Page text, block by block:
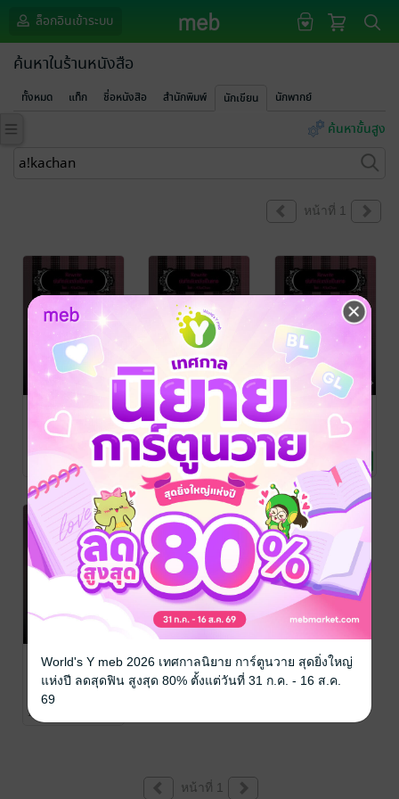
ล็อกอินเข้าระบบ
ค้นหาในร้านหนังสือ
ทั้งหมด แท็ก ชื่อหนังสือ สำนักพิมพ์ นักเขียน นักพากย์
ค้นหาขั้นสูง
หน้าที่ 1
Rewrite บันทึก
ลับสลับเป็นตาย
บทที่ 4 (EPUB)
A!kaChan
/ Punica
The Dream
Catcher
นิยายแฟนตาซี
Rewrite บันทึก
ลับสลับเป็นตาย
บทที่ 3 (EPUB)
A!kaChan / Punica
The Dream
Catcher
นิยายแฟนตาซี
5 Rating
Rewrite บันทึก
ลับสลับเป็นตาย
บทที่ 2 (EPUB)
A!kaChan / Punica
The Dream
นิยายแฟนตาซี
7 Rating
ลับสลับเป็นตาย
บทที่ 1 (EPUB)
A!kaChan/ Punica
The Dream
Catcher
นิยายแฟนตาซี
11 Rating
หน้าที่ 1
World's Y meb 2026 เทศกาลนิยาย การ์ตูนวาย สุดยิ่งใหญ่
แห่งปี ลดสุดฟิน สูงสุด 80% ตั้งแต่วันที่ 31 ก.ค. - 16 ส.ค.
69